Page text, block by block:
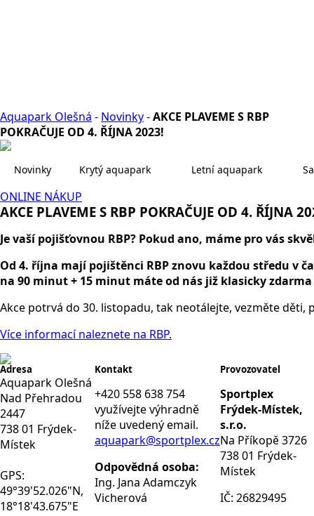
Aquapark Olešná - Novinky-AKCE PLAVEME S RBP
POKRAČUJE OD 4. ŘÍJNA 2023!
Novinky Krytý aquapark Letní aquapark
ONLINE NÁKUP
AKCE PLAVEME S RBP POKRAČUJE OD 4. ŘÍJNA
Je vaší pojišťovnou RBP? Pokud ano, máme pro vás
Od 4. října mají pojištěnci RBP znovu každou středu v
na 90 minut + 15 minut máte od nás již klasicky
Akce potrvá do 30. listopadu, tak neotálejte, vezměte
Více informací naleznete na RBP.
Adresa
Aquapark Olešná
Nad Přehradou
2447
738 01 Frýdek-
Místek
GPS:
49°39'52.026"N,
18°18'43.675"E
Kontakt
+420 558 638 754
využívejte výhradně
níže uvedený email.
aquapark@sportplex.cz
Odpovědná osoba:
Ing. Jana Adamczyk
Vicherová
Provozovatel
Sportplex
Frýdek-Místek,
s.r.o.
Na Příkopě 3726
738 01 Frýdek-
Místek
IČ: 26829495